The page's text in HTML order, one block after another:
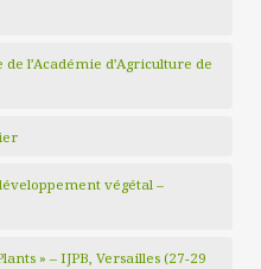
l’Académie d’Agriculture de
végétal –
» – IJPB, Versailles (27-29